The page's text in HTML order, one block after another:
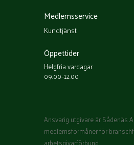
Medlemsservice
Kundtjänst
Öppettider
Helgfria vardagar
09.00–12.00
Ansvarig utgivare är Sådenäs
medlemsförmåner för
arbetsgivarförbund.